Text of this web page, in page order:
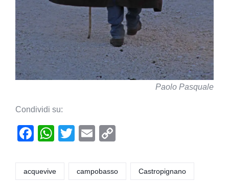
Paolo Pasquale
Condividi su:
F
c
W
at
T
tt
E
ail p
acquevive campobasso Castropignano